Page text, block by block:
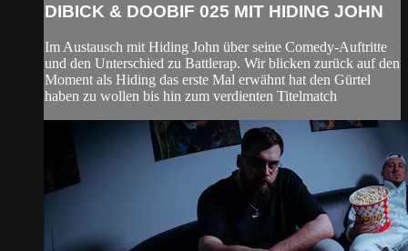
DIBICK & DOOBIF 025 MIT HIDING JOHN
Im Austausch mit Hiding John über seine Comedy-Auftritte
und den Unterschied zu Battlerap. Wir blicken zurück auf den
Moment als Hiding das erste Mal erwähnt hat den Gürtel
haben zu wollen bis hin zum verdienten Titelmatch